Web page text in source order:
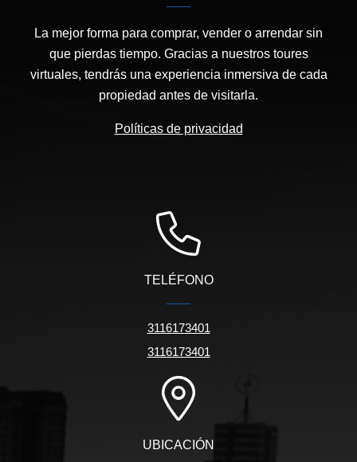
La mejor forma para comprar, vender o arrendar sin
que pierdas tiempo. Gracias a nuestros toures
virtuales, tendrás una experiencia inmersiva de cada
propiedad antes de visitarla.
Políticas de privacidad
TELÉFONO
3116173401
3116173401
UBICACIÓN